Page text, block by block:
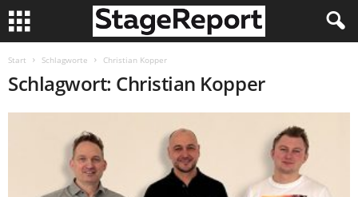
Start Schlagworte Christian Kopper
Schlagwort: Christian Kopper